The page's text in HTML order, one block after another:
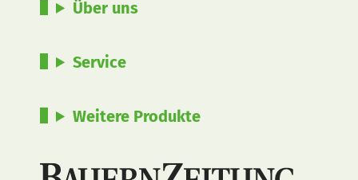
Über uns
Service
Weitere Produkte